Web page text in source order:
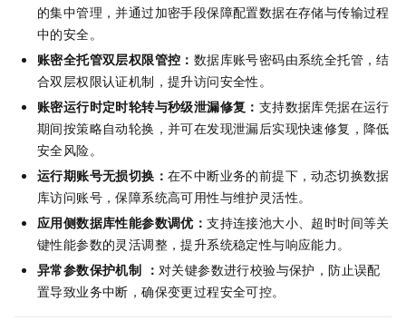
的集中管理，并通过加密手段保障配置数据在存储与传输过程
中的安全。
账密全托管双层权限管控： 数据库账号密码由系统全托管，结
合双层权限认证机制，提升访问安全性。
账密运行时定时轮转与秒级泄漏修复： 支持数据库凭据在运行
期间按策略自动轮换，并可在发现泄漏后实现快速修复，降低
安全风险。
运行期账号无损切换： 在不中断业务的前提下，动态切换数据
库访问账号，保障系统高可用性与维护灵活性。
应用侧数据库性能参数调优：支持连接池大小、超时时间等关
键性能参数的灵活调整，提升系统稳定性与响应能力。
异常参数保护机制 ： 对关键参数进行校验与保护，防止误配
置导致业务中断，确保变更过程安全可控。